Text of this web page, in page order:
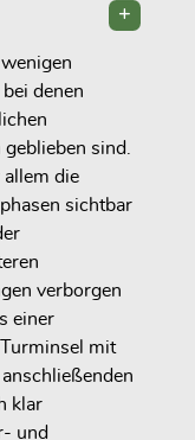
denen
sind.
die
sichtbar
verborgen
einer
mit
klar
und